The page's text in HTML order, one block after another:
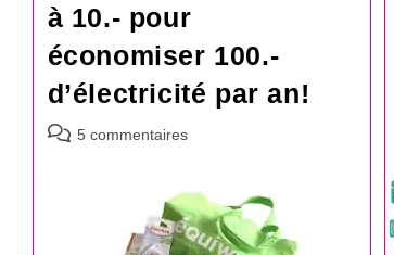
à 10.- pour
économiser 100.-
d’électricité par an!
Commentaires
5 commentaires